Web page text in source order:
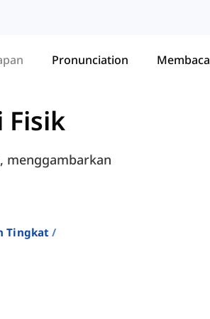
Pronunciation Membaca
Fisik
menggambarkan
Tingkat